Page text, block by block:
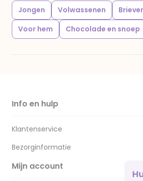
Jongen Volwassenen
Voor hem
Chocolade en snoep
Info en hulp
Klantenservice
Bezorginformatie
Mijn account